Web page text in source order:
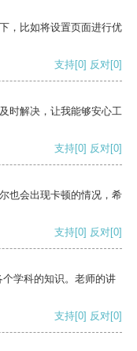
，比如将设置页面进行优
支持[0] 反对[0]
时解决，让我能够安心工
支持[0] 反对[0]
也会出现卡顿的情况，希
支持[0] 反对[0]
学科的知识。老师的讲
支持[0] 反对[0]